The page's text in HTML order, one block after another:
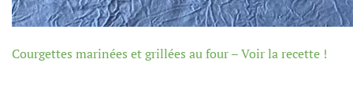
Courgettes marinées et grillées au four – Voir la recette !